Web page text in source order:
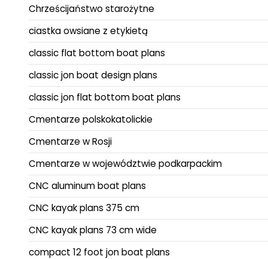
Chrześcijaństwo starożytne
ciastka owsiane z etykietą
classic flat bottom boat plans
classic jon boat design plans
classic jon flat bottom boat plans
Cmentarze polskokatolickie
Cmentarze w Rosji
Cmentarze w województwie podkarpackim
CNC aluminum boat plans
CNC kayak plans 375 cm
CNC kayak plans 73 cm wide
compact 12 foot jon boat plans